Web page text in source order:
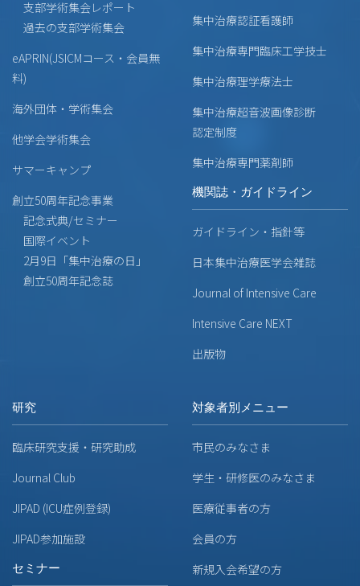
支部学術集会レポート
過去の支部学術集会
eAPRIN(JSICMコース・会員無
料)
海外団体・学術集会
他学会学術集会
サマーキャンプ
創立50周年記念事業
記念式典/セミナー
国際イベント
2月9日「集中治療の日」
創立50周年記念誌
集中治療認証看護師
集中治療専門臨床工学技士
集中治療理学療法士
集中治療超音波画像診断
認定制度
集中治療専門薬剤師
機関誌・ガイドライン
ガイドライン・指針等
日本集中治療医学会雑誌
Journal of Intensive Care
Intensive Care NEXT
出版物
研究
臨床研究支援・研究助成
Journal Club
JIPAD (ICU症例登録)
JIPAD参加施設
セミナー
対象者別メニュー
市民のみなさま
学生・研修医のみなさま
医療従事者の方
会員の方
新規入会希望の方